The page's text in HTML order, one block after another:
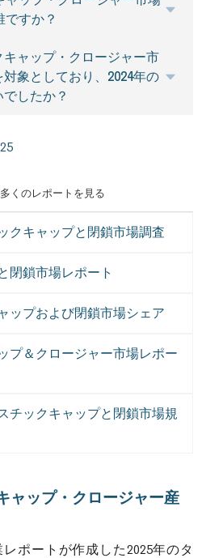
すか？
ャップ・クロージャー市
象としており、2024年の
したか？
くのレポートを見る
クキャップと閉鎖市場調査
閉鎖市場レポート
ップおよび閉鎖市場シェア
プ＆クロージャー市場レポー
チックキャップと閉鎖市場規
ャップ・クロージャー産
ポートが作成した2025年のタ